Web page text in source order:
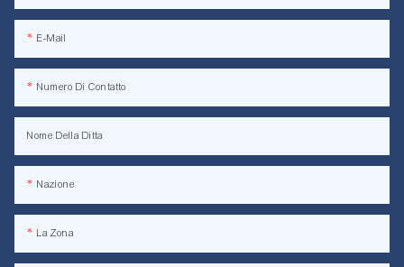
E-Mail
Numero Di Contatto
Nome Della Ditta
Nazione
La Zona